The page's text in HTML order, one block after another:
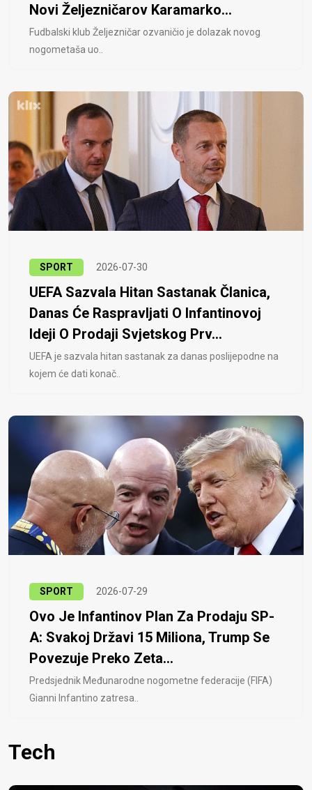
Novi Željezničarov Karamarko...
Fudbalski klub Željezničar ozvaničio je dolazak novog
nogometaša uo..
SPORT 2026-07-30
UEFA Sazvala Hitan Sastanak Članica,
Danas Će Raspravljati O Infantinovoj
Ideji O Prodaji Svjetskog Prv...
UEFA je sazvala hitan sastanak za danas poslijepodne na
kojem će dati konač..
SPORT 2026-07-29
Ovo Je Infantinov Plan Za Prodaju SP-
A: Svakoj Državi 15 Miliona, Trump Se
Povezuje Preko Zeta...
Predsjednik Međunarodne nogometne federacije (FIFA)
Gianni Infantino zatresa..
Tech